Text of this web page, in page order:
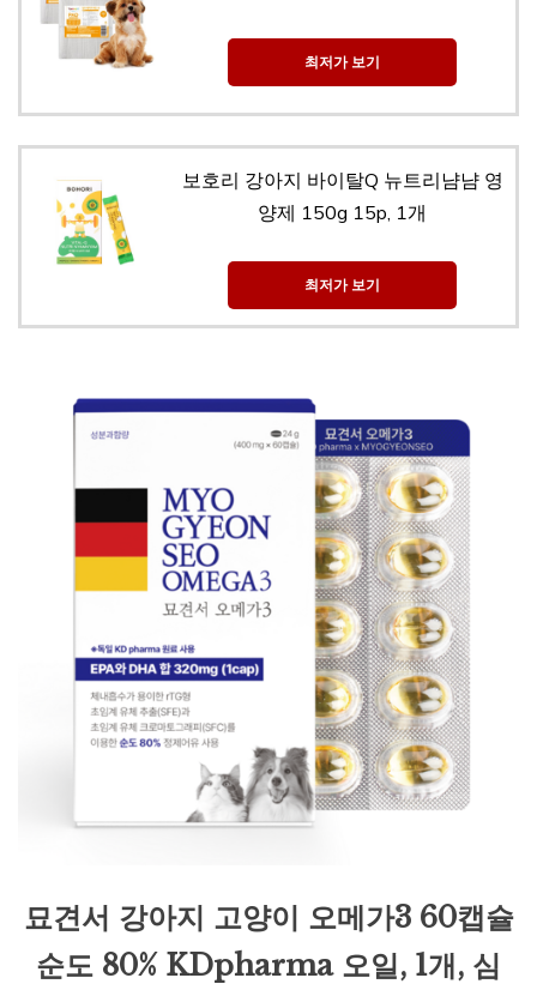
최저가 보기
보호리 강아지 바이탈Q 뉴트리냠냠 영
양제 150g 15p, 1개
최저가 보기
묘견서 강아지 고양이 오메가3 60캡슐
순도 80% KDpharma 오일, 1개, 심